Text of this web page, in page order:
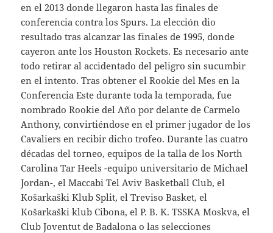
en el 2013 donde llegaron hasta las finales de
conferencia contra los Spurs. La elección dio
resultado tras alcanzar las finales de 1995, donde
cayeron ante los Houston Rockets. Es necesario ante
todo retirar al accidentado del peligro sin sucumbir
en el intento. Tras obtener el Rookie del Mes en la
Conferencia Este durante toda la temporada, fue
nombrado Rookie del Año por delante de Carmelo
Anthony, convirtiéndose en el primer jugador de los
Cavaliers en recibir dicho trofeo. Durante las cuatro
décadas del torneo, equipos de la talla de los North
Carolina Tar Heels -equipo universitario de Michael
Jordan-, el Maccabi Tel Aviv Basketball Club, el
Košarkaški Klub Split, el Treviso Basket, el
Košarkaški klub Cibona, el P. B. K. TSSKA Moskva, el
Club Joventut de Badalona o las selecciones